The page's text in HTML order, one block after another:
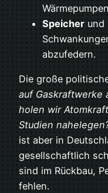
Speicher und
abzufedern.
Die große
auf Gaskraftwerke
holen wir
Studien
ist aber in
gesellschaftlich
sind im Rückbau,
fehlen.